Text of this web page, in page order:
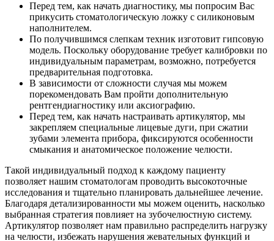
Перед тем, как начать диагностику, мы попросим Вас
прикусить стоматологическую ложку с силиконовым
наполнителем.
По получившимся слепкам техник изготовит гипсовую
модель. Поскольку оборудование требует калибровки по
индивидуальным параметрам, возможно, потребуется
предварительная подготовка.
В зависимости от сложности случая мы можем
порекомендовать Вам пройти дополнительную
рентгендиагностику или аксиографию.
Перед тем, как начать настраивать артикулятор, мы
закрепляем специальные лицевые дуги, при сжатии
зубами элемента прибора, фиксируются особенности
смыкания и анатомическое положение челюсти.
Такой индивидуальный подход к каждому пациенту
позволяет нашим стоматологам проводить высокоточные
исследования и тщательно планировать дальнейшее лечение.
Благодаря детализированности мы можем оценить, насколько
выбранная стратегия повлияет на зубочелюстную систему.
Артикулятор позволяет нам правильно распределить нагрузку
на челюсти, избежать нарушения жевательных функций и